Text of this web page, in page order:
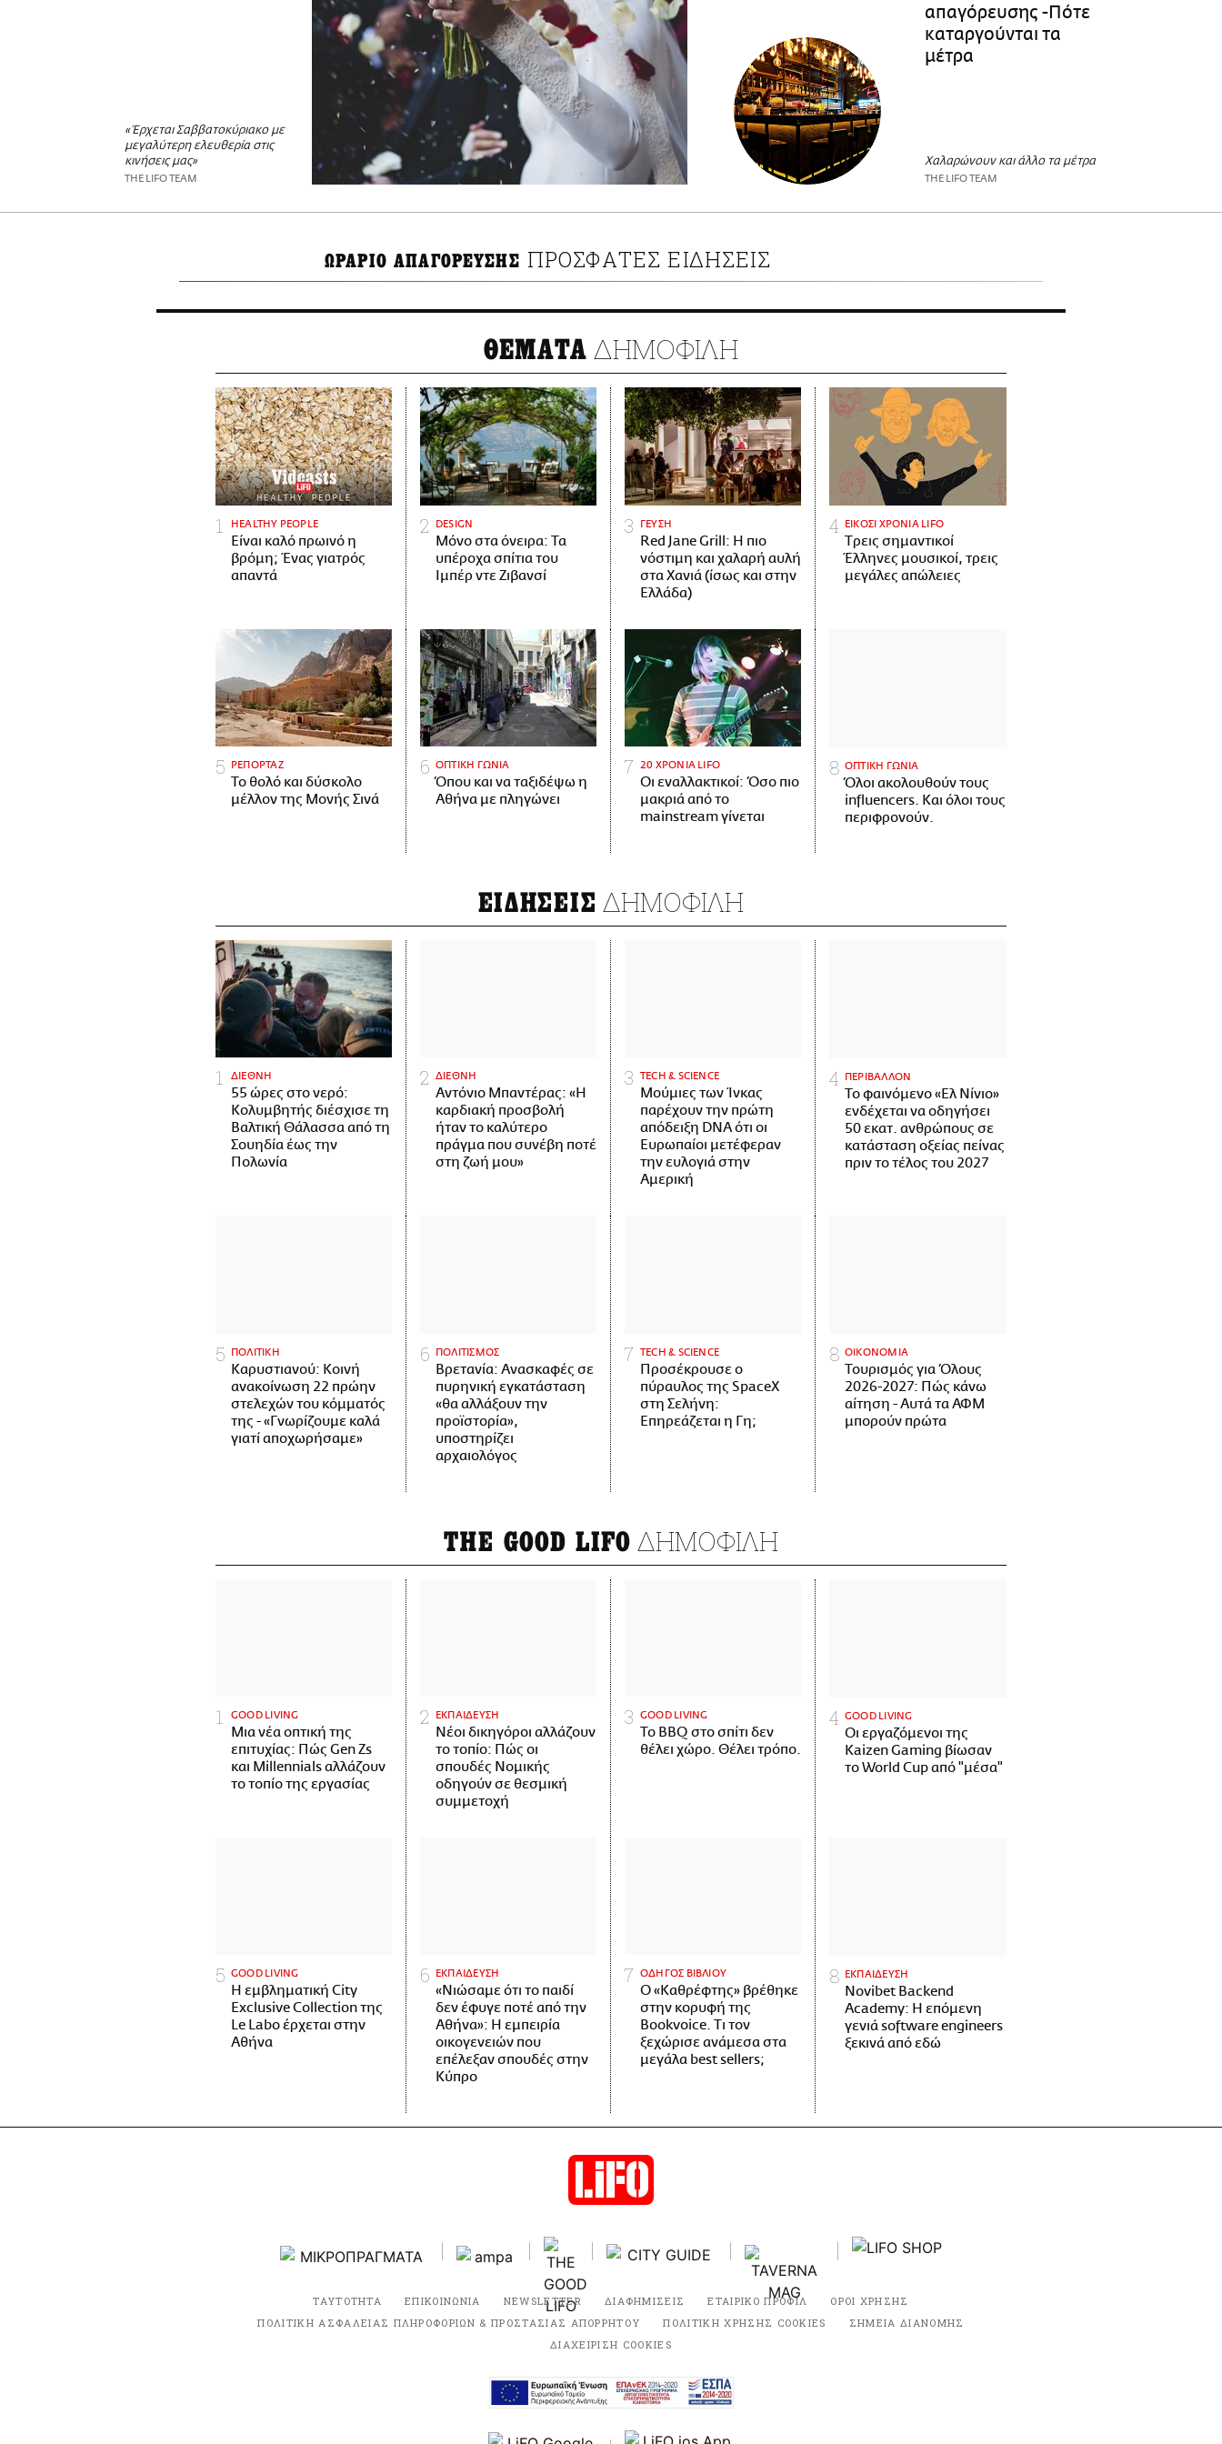
«Έρχεται Σαββατοκύριακο με
μεγαλύτερη ελευθερία στις
κινήσεις μας»
THE LIFO TEAM
απαγόρευσης -Πότε
καταργούνται τα
μέτρα
Χαλαρώνουν και άλλο τα μέτρα
THE LIFO TEAM
ΩΡΑΡΙΟ ΑΠΑΓΟΡΕΥΣΗΣ ΠΡΟΣΦΑΤΕΣ ΕΙΔΗΣΕΙΣ
ΘΕΜΑΤΑ ΔΗΜΟΦΙΛΗ
HEALTHY PEOPLE
Είναι καλό πρωινό η
βρόμη; Ένας γιατρός
απαντά
DESIGN
Μόνο στα όνειρα: Τα
υπέροχα σπίτια του
Ιμπέρ ντε Ζιβανσί
ΓΕΥΣΗ
Red Jane Grill: Η πιο
νόστιμη και χαλαρή αυλή
στα Χανιά (ίσως και στην
Ελλάδα)
ΕΙΚΟΣΙ ΧΡΟΝΙΑ LIFO
Tρεις σημαντικοί
Έλληνες μουσικοί, τρεις
μεγάλες απώλειες
ΡΕΠΟΡΤΑΖ
Το θολό και δύσκολο
μέλλον της Μονής Σινά
ΟΠΤΙΚΗ ΓΩΝΙΑ
Όπου και να ταξιδέψω η
Αθήνα με πληγώνει
20 ΧΡΟΝΙΑ LIFO
Οι εναλλακτικοί: Όσο πιο
μακριά από το
mainstream γίνεται
ΟΠΤΙΚΗ ΓΩΝΙΑ
Όλοι ακολουθούν τους
influencers. Και όλοι τους
περιφρονούν.
ΕΙΔΗΣΕΙΣ ΔΗΜΟΦΙΛΗ
ΔΙΕΘΝΗ
55 ώρες στο νερό:
Κολυμβητής διέσχισε τη
Βαλτική Θάλασσα από τη
Σουηδία έως την
Πολωνία
ΔΙΕΘΝΗ
Αντόνιο Μπαντέρας: «Η
καρδιακή προσβολή
ήταν το καλύτερο
πράγμα που συνέβη ποτέ
στη ζωή μου»
ΤECH & SCIENCE
Μούμιες των Ίνκας
παρέχουν την πρώτη
απόδειξη DNA ότι οι
Ευρωπαίοι μετέφεραν
την ευλογιά στην
Αμερική
ΠΕΡΙΒΑΛΛΟΝ
Το φαινόμενο «Ελ Νίνιο»
ενδέχεται να οδηγήσει
50 εκατ. ανθρώπους σε
κατάσταση οξείας πείνας
πριν το τέλος του 2027
ΠΟΛΙΤΙΚΗ
Καρυστιανού: Κοινή
ανακοίνωση 22 πρώην
στελεχών του κόμματός
της - «Γνωρίζουμε καλά
γιατί αποχωρήσαμε»
ΠΟΛΙΤΙΣΜΟΣ
Βρετανία: Ανασκαφές σε
πυρηνική εγκατάσταση
«θα αλλάξουν την
προϊστορία»,
υποστηρίζει
αρχαιολόγος
ΤECH & SCIENCE
Προσέκρουσε ο
πύραυλος της SpaceX
στη Σελήνη:
Επηρεάζεται η Γη;
ΟΙΚΟΝΟΜΙΑ
Τουρισμός για Όλους
2026-2027: Πώς κάνω
αίτηση - Αυτά τα ΑΦΜ
μπορούν πρώτα
THE GOOD LIFO ΔΗΜΟΦΙΛΗ
GOOD LIVING
Μια νέα οπτική της
επιτυχίας: Πώς Gen Zs
και Millennials αλλάζουν
το τοπίο της εργασίας
ΕΚΠΑΙΔΕΥΣΗ
Νέοι δικηγόροι αλλάζουν
το τοπίο: Πώς οι
σπουδές Νομικής
οδηγούν σε θεσμική
συμμετοχή
GOOD LIVING
Το BBQ στο σπίτι δεν
θέλει χώρο. Θέλει τρόπο.
GOOD LIVING
Οι εργαζόμενοι της
Kaizen Gaming βίωσαν
το World Cup από "μέσα"
GOOD LIVING
Η εμβληματική City
Exclusive Collection της
Le Labo έρχεται στην
Αθήνα
ΕΚΠΑΙΔΕΥΣΗ
«Νιώσαμε ότι το παιδί
δεν έφυγε ποτέ από την
Αθήνα»: Η εμπειρία
οικογενειών που
επέλεξαν σπουδές στην
Κύπρο
ΟΔΗΓΟΣ ΒΙΒΛΙΟΥ
Ο «Καθρέφτης» βρέθηκε
στην κορυφή της
Bookvoice. Τι τον
ξεχώρισε ανάμεσα στα
μεγάλα best sellers;
ΕΚΠΑΙΔΕΥΣΗ
Novibet Backend
Academy: Η επόμενη
γενιά software engineers
ξεκινά από εδώ
ΤΑΥΤΟΤΗΤΑ ΕΠΙΚΟΙΝΩΝΙΑ NEWSLETTER ΔΙΑΦΗΜΙΣΕΙΣ ΕΤΑΙΡΙΚΟ ΠΡΟΦΙΛ
ΟΡΟΙ ΧΡΗΣΗΣ
ΠΟΛΙΤΙΚΗ ΑΣΦΑΛΕΙΑΣ ΠΛΗΡΟΦΟΡΙΩΝ & ΠΡΟΣΤΑΣΙΑΣ ΑΠΟΡΡΗΤΟΥ
ΠΟΛΙΤΙΚΗ ΧΡΗΣΗΣ COOKIES
ΣΗΜΕΙΑ ΔΙΑΝΟΜΗΣ
ΔΙΑΧΕΙΡΙΣΗ COOKIES